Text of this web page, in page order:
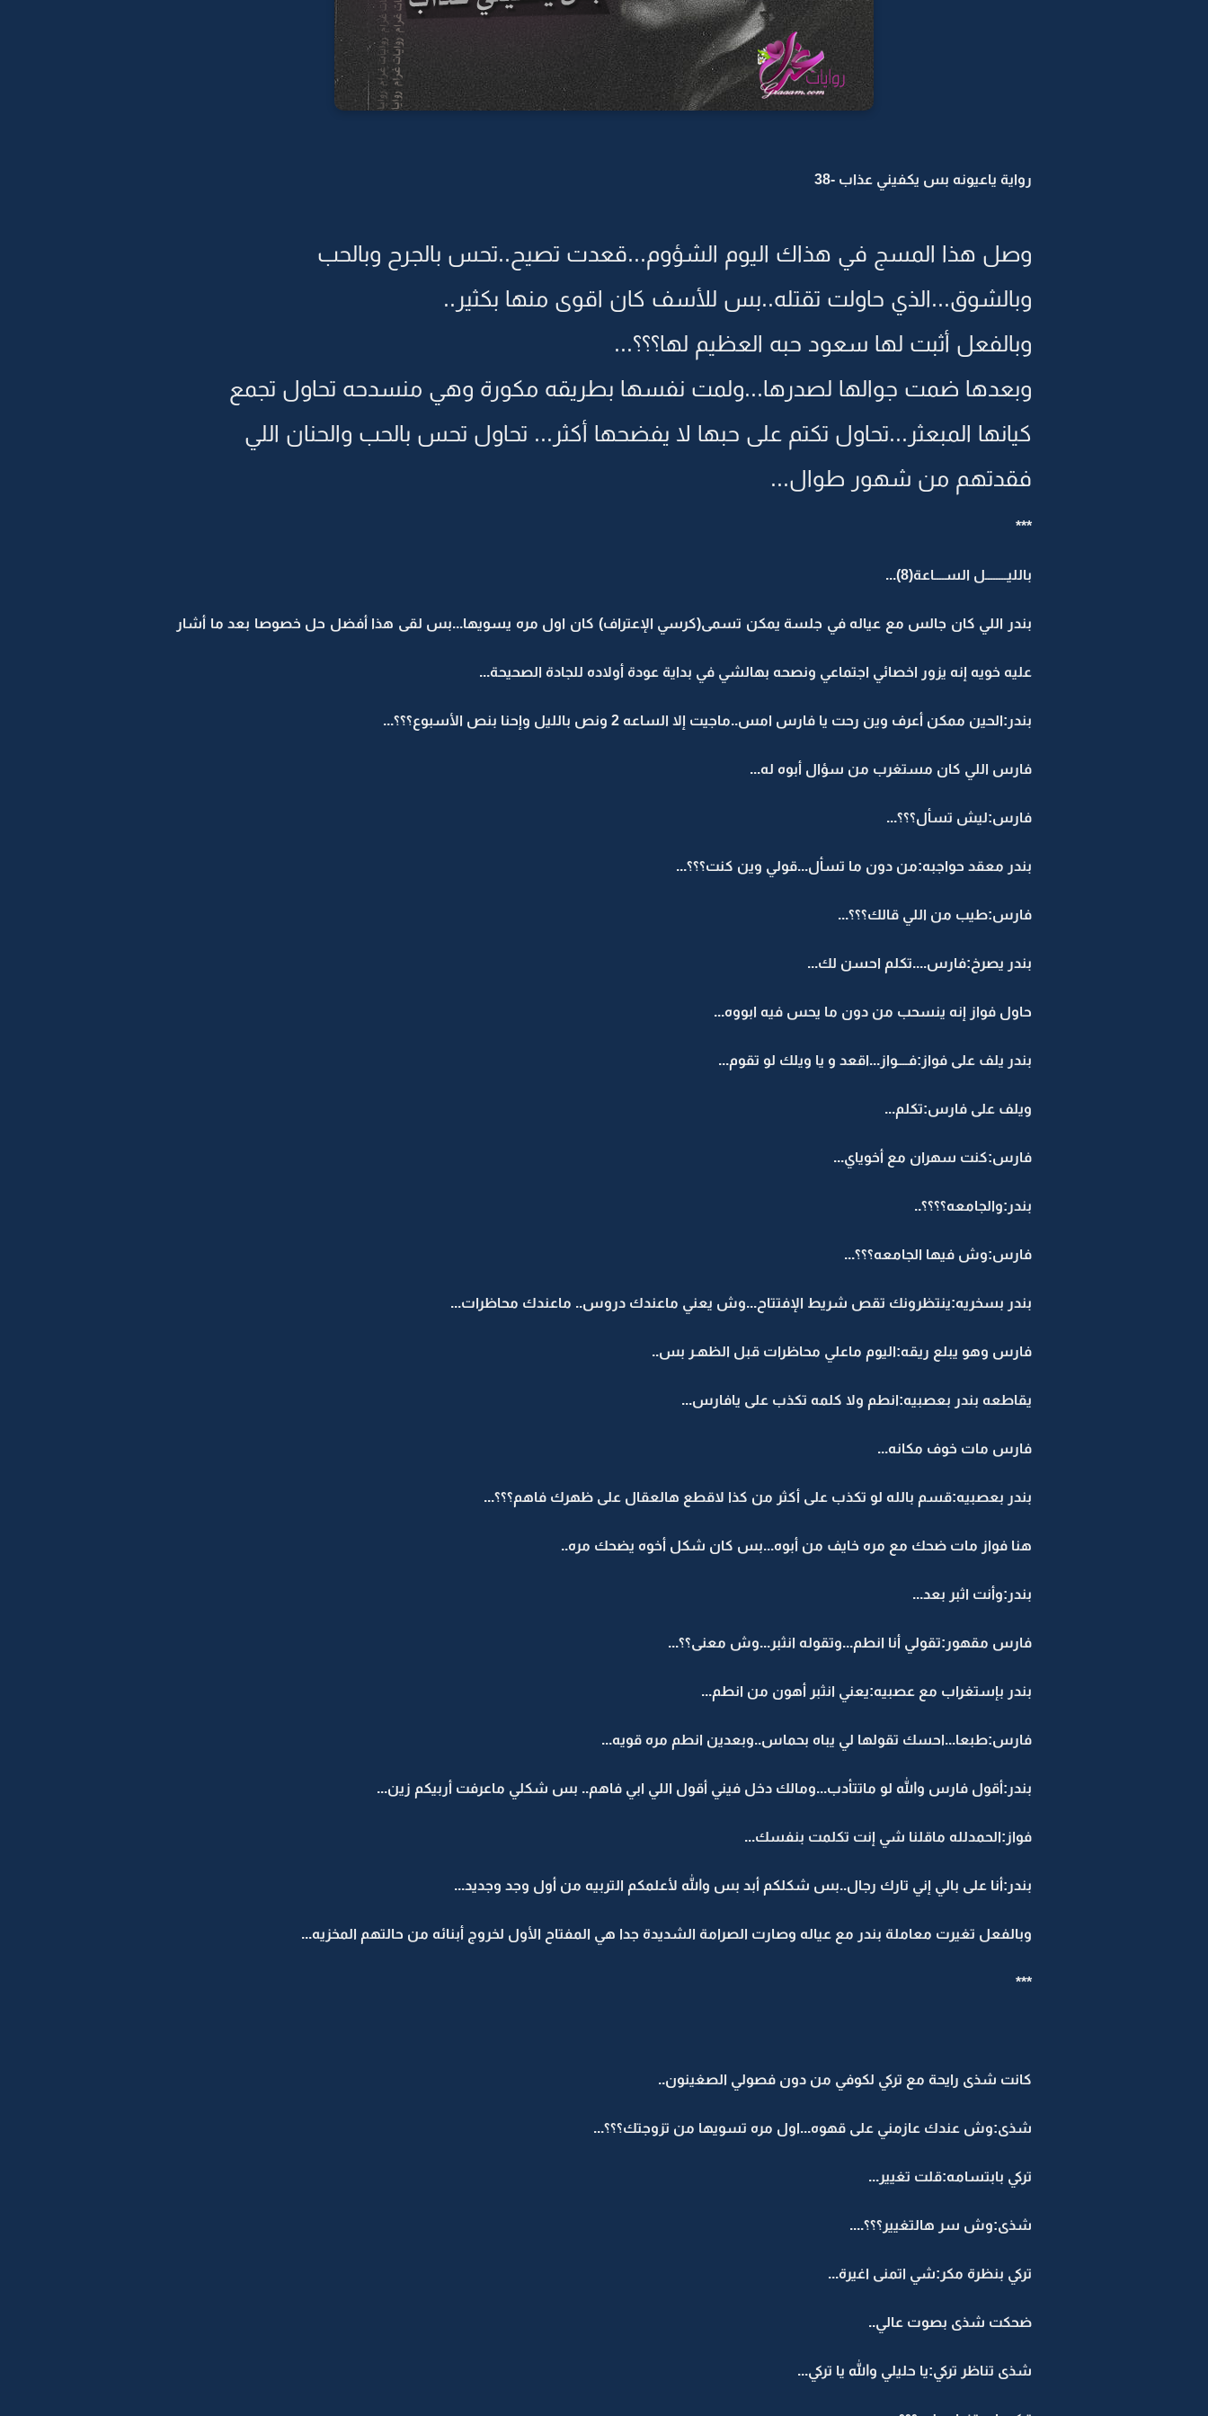
رواية ياعيونه بس يكفيني عذاب -38
وصل هذا المسج في هذاك اليوم الشؤوم...قعدت تصيح..تحس بالجرح وبالحب
وبالشوق...الذي حاولت تقتله..بس للأسف كان اقوى منها بكثير..
وبالفعل أثبت لها سعود حبه العظيم لها؟؟؟...
وبعدها ضمت جوالها لصدرها...ولمت نفسها بطريقه مكورة وهي منسدحه تحاول تجمع
كيانها المبعثر...تحاول تكتم على حبها لا يفضحها أكثر... تحاول تحس بالحب والحنان اللي
فقدتهم من شهور طوال...
***
بالليــــــــل الســــاعة(8)...
بندر اللي كان جالس مع عياله في جلسة يمكن تسمى(كرسي الإعتراف) كان اول مره يسويها...بس لقى هذا أفضل حل خصوصا بعد ما أشار
عليه خويه إنه يزور اخصائي اجتماعي ونصحه بهالشي في بداية عودة أولاده للجادة الصحيحة...
بندر:الحين ممكن أعرف وين رحت يا فارس امس..ماجيت إلا الساعه 2 ونص بالليل وإحنا بنص الأسبوع؟؟؟...
فارس اللي كان مستغرب من سؤال أبوه له...
فارس:ليش تسأل؟؟؟...
بندر معقد حواجبه:من دون ما تسأل...قولي وين كنت؟؟؟...
فارس:طيب من اللي قالك؟؟؟...
بندر يصرخ:فارس....تكلم احسن لك...
حاول فواز إنه ينسحب من دون ما يحس فيه ابووه...
بندر يلف على فواز:فــــواز...اقعد و يا ويلك لو تقوم...
ويلف على فارس:تكلم...
فارس:كنت سهران مع أخوياي...
بندر:والجامعه؟؟؟؟..
فارس:وش فيها الجامعه؟؟؟...
بندر بسخريه:ينتظرونك تقص شريط الإفتتاح...وش يعني ماعندك دروس.. ماعندك محاظرات...
فارس وهو يبلع ريقه:اليوم ماعلي محاظرات قبل الظهـر بس..
يقاطعه بندر بعصبيه:انطم ولا كلمه تكذب على يافارس...
فارس مات خوف مكانه...
بندر بعصبيه:قسم بالله لو تكذب على أكثر من كذا لاقطع هالعقال على ظهرك فاهم؟؟؟...
هنا فواز مات ضحك مع مره خايف من أبوه...بس كان شكل أخوه يضحك مره..
بندر:وأنت اثبر بعد...
فارس مقهور:تقولي أنا انطم...وتقوله انثبر...وش معنى؟؟...
بندر بإستغراب مع عصبيه:يعني انثبر أهون من انطم...
فارس:طبعا...احسك تقولها لي يباه بحماس..وبعدين انطم مره قويه...
بندر:أقول فارس والله لو ماتتأدب...ومالك دخل فيني أقول اللي ابي فاهم.. بس شكلي ماعرفت أربيكم زين...
فواز:الحمدلله ماقلنا شي إنت تكلمت بنفسك...
بندر:أنا على بالي إني تارك رجال..بس شكلكم أبد بس والله لأعلمكم التربيه من أول وجد وجديد...
وبالفعل تغيرت معاملة بندر مع عياله وصارت الصرامة الشديدة جدا هي المفتاح الأول لخروج أبنائه من حالتهم المخزيه...
***
كانت شذى رايحة مع تركي لكوفي من دون فصولي الصغينون..
شذى:وش عندك عازمني على قهوه...اول مره تسويها من تزوجتك؟؟؟...
تركي بابتسامه:قلت تغيير...
شذى:وش سر هالتغيير؟؟؟....
تركي بنظرة مكر:شي اتمنى اغيرة...
ضحكت شذى بصوت عالي..
شذى تناظر تركي:يا حليلي والله يا تركي...